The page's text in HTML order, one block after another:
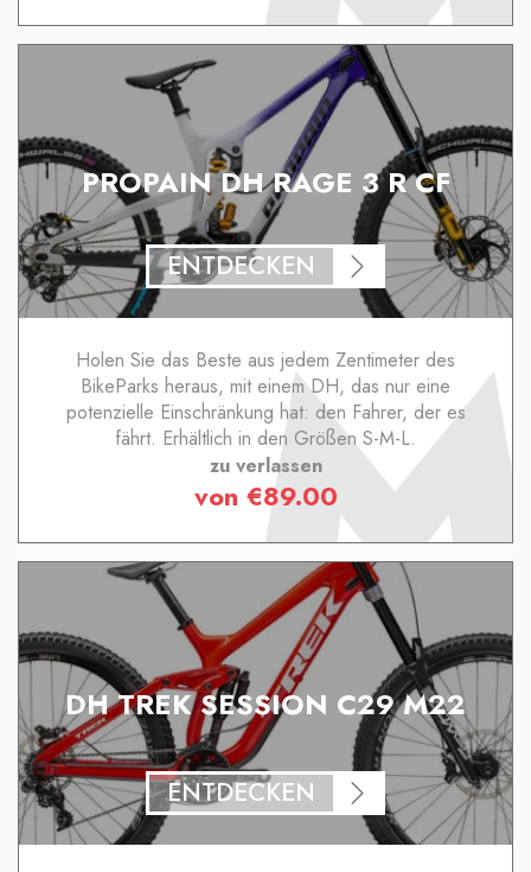
PROPAIN DH RAGE 3 R CF
ENTDECKEN
Holen Sie das Beste aus jedem Zentimeter des
BikeParks heraus, mit einem DH, das nur eine
potenzielle Einschränkung hat: den Fahrer, der es
fährt. Erhältlich in den Größen S-M-L.
zu verlassen
von €89.00
DH TREK SESSION C29 M22
ENTDECKEN